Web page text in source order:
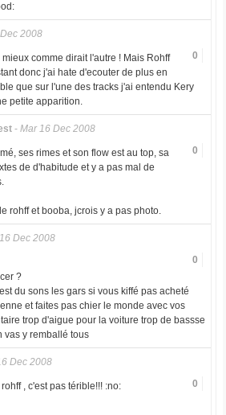
2008
0
mieux comme dirait l'autre ! Mais Rohff
donc j'ai hate d'ecouter de plus en
que sur l'une des tracks j'ai entendu Kery
petite apparition.
- Mar 16 Dec 2008
0
ses rimes et son flow est au top, sa
de d'habitude et y a pas mal de
rohff et booba, jcrois y a pas photo.
Dec 2008
0
?
du sons les gars si vous kiffé pas acheté
et faites pas chier le monde avec vos
trop d'aigue pour la voiture trop de bassse
vas y remballé tous
Dec 2008
0
, c'est pas térible!!! :no: